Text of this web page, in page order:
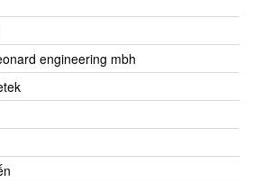
engineering mbh